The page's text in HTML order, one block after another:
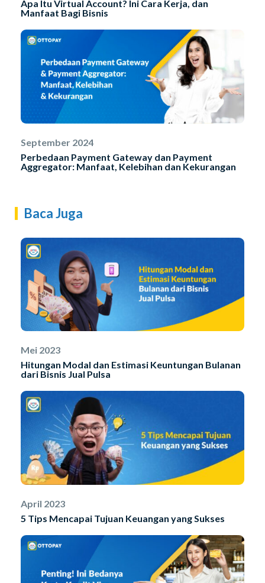
Apa Itu Virtual Account? Ini Cara Kerja, dan
Manfaat Bagi Bisnis
September 2024
Perbedaan Payment Gateway dan Payment
Aggregator: Manfaat, Kelebihan dan Kekurangan
Baca Juga
Mei 2023
Hitungan Modal dan Estimasi Keuntungan Bulanan
dari Bisnis Jual Pulsa
April 2023
5 Tips Mencapai Tujuan Keuangan yang Sukses